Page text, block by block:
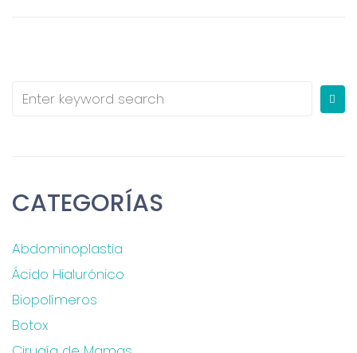
CATEGORÍAS
Abdominoplastia
Ácido Hialurónico
Biopolímeros
Botox